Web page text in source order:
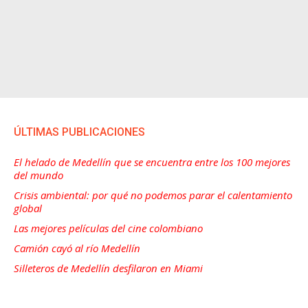
ÚLTIMAS PUBLICACIONES
El helado de Medellín que se encuentra entre los 100 mejores
del mundo
Crisis ambiental: por qué no podemos parar el calentamiento
global
Las mejores películas del cine colombiano
Camión cayó al río Medellín
Silleteros de Medellín desfilaron en Miami